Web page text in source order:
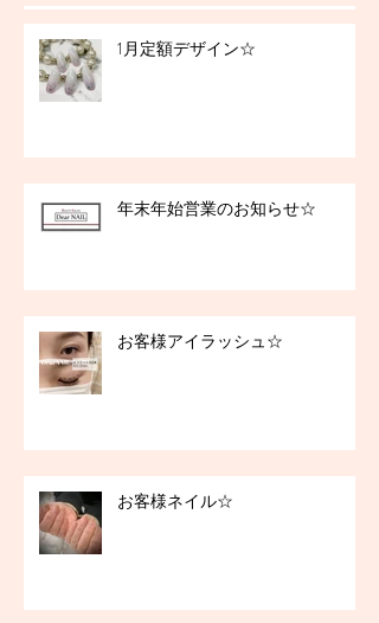
1月定額デザイン☆
年末年始営業のお知らせ☆
お客様アイラッシュ☆
お客様ネイル☆